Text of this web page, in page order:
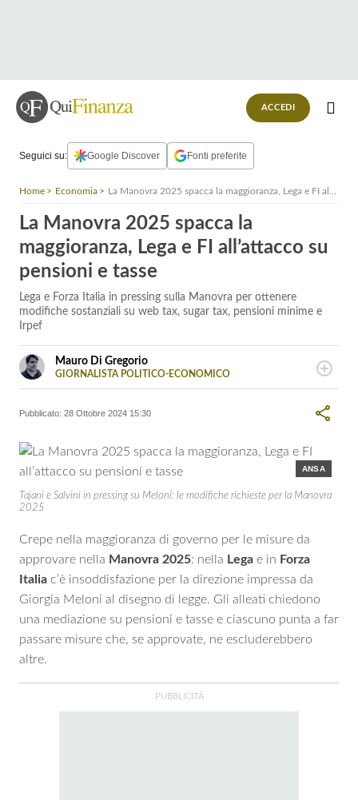
ACCEDI
Seguici su: Google Discover Fonti preferite
Home Economia La Manovra 2025 spacca la maggioranza, Lega e FI all’attacco su pensioni e tasse
La Manovra 2025 spacca la
maggioranza, Lega e FI all’attacco su
pensioni e tasse
Lega e Forza Italia in pressing sulla Manovra per ottenere
modifiche sostanziali su web tax, sugar tax, pensioni minime e
Irpef
Mauro Di Gregorio
GIORNALISTA POLITICO-ECONOMICO
Laurea in Scienze della Comunicazione all’Università di
Palermo. Giornalista professionista dal 2006. Si interessa
principalmente di cronaca, politica ed economia.
Pubblicato: 28 Ottobre 2024 15:30
ANSA
Tajani e Salvini in pressing su Meloni: le modifiche richieste per la Manovra
2025
Crepe nella maggioranza di governo per le misure da
approvare nella Manovra 2025: nella Lega e in Forza
Italia c’è insoddisfazione per la direzione impressa da
Giorgia Meloni al disegno di legge. Gli alleati chiedono
una mediazione su pensioni e tasse e ciascuno punta a far
passare misure che, se approvate, ne escluderebbero
altre.